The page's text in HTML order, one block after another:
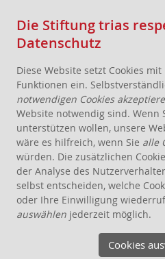
AKTUELLES
STIFTUNG
THEMEN
ANGEBOTE FÜR
WISSEN
Die Stiftung trias
Datenschutz
Diese Website setzt Cookies
Funktionen ein.
notwendigen Cookies
Website notwendig sind. Wenn
unterstützen wollen, unsere
wäre es hilfreich, wenn Sie alle
würden. Die zusätzlichen
der Analyse des
selbst entscheiden, welche
oder Ihre Einwilligung
auswählen jederzeit möglich.
Cookies